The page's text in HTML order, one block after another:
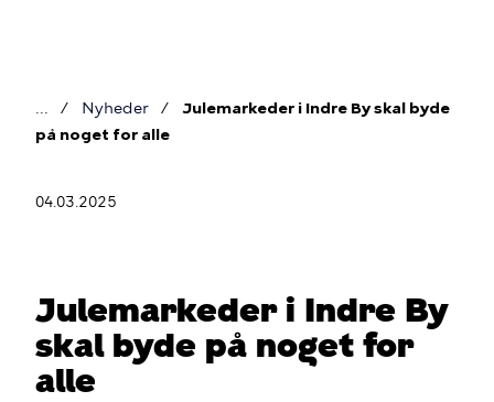
Brødkrumme
Nyheder
Julemarkeder i Indre By skal byde
på noget for alle
04.03.2025
Julemarkeder i Indre By
skal byde på noget for
alle